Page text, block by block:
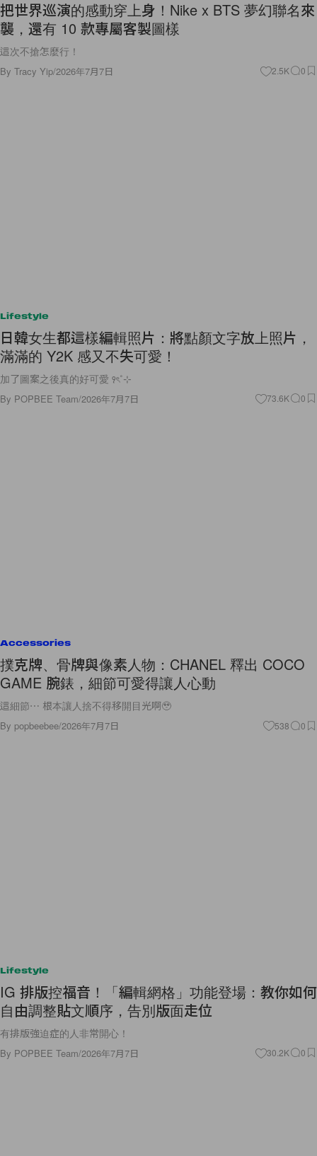
把世界巡演的感動穿上身！Nike x BTS 夢幻聯名來
襲，還有 10 款專屬客製圖樣
這次不搶怎麼行！
By Tracy Yip/2026年7月7日 2.5K 0
Lifestyle
日韓女生都這樣編輯照片：將點顏文字放上照片，
滿滿的 Y2K 感又不失可愛！
加了圖案之後真的好可愛 ꣑ৎ˚⊹
By POPBEE Team/2026年7月7日 73.6K 0
Accessories
撲克牌、骨牌與像素人物：CHANEL 釋出 COCO
GAME 腕錶，細節可愛得讓人心動
這細節⋯ 根本讓人捨不得移開目光啊🥹
By popbeebee/2026年7月7日 538 0
Lifestyle
IG 排版控福音！「編輯網格」功能登場：教你如何
自由調整貼文順序，告別版面走位
有排版強迫症的人非常開心！
By POPBEE Team/2026年7月7日 30.2K 0